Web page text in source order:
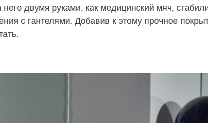
него двумя руками, как медицинский мяч,
с гантелями. Добавив к этому прочное